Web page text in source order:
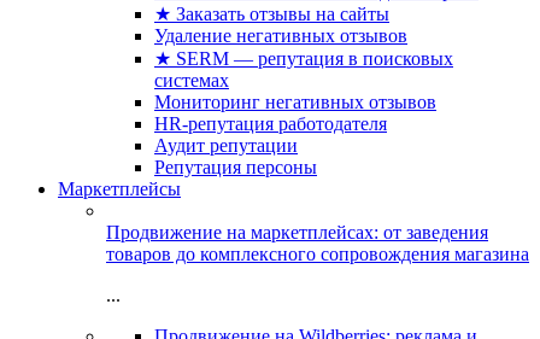
★ Заказать отзывы на сайты
Удаление негативных отзывов
★ SERM — репутация в поисковых
системах
Мониторинг негативных отзывов
HR-репутация работодателя
Аудит репутации
Репутация персоны
Маркетплейсы
Продвижение на маркетплейсах: от заведения
товаров до комплексного сопровождения магазина
...